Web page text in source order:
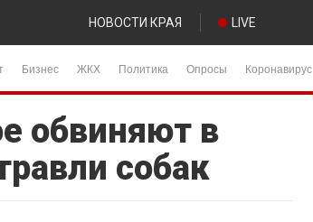
НОВОСТИ КРАЯ LIVE
Бизнес ЖКХ Политика Опросы Коронавирус
обвиняют в
собак